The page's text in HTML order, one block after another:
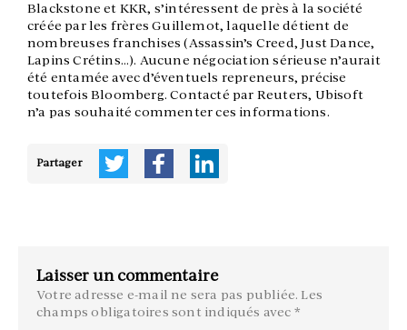
Blackstone et KKR, s’intéressent de près à la société
créée par les frères Guillemot, laquelle détient de
nombreuses franchises (Assassin’s Creed, Just Dance,
Lapins Crétins…). Aucune négociation sérieuse n’aurait
été entamée avec d’éventuels repreneurs, précise
toutefois Bloomberg. Contacté par Reuters, Ubisoft
n’a pas souhaité commenter ces informations.
Partager
Laisser un commentaire
Votre adresse e-mail ne sera pas publiée. Les
champs obligatoires sont indiqués avec *